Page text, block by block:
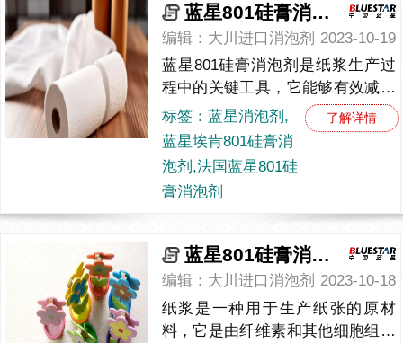
蓝星801硅膏消泡剂的选择和使用方法
2023-10-19
编辑：大川进口消泡剂
蓝星801硅膏消泡剂是纸浆生产过
程中的关键工具，它能够有效减少
泡沫的产生和堆积，优化生产过
程，提高产品质量。（造纸图）在
纸浆处理过程中，泡沫的形成主
要...
标签：蓝星消泡剂,
蓝星埃肯801硅膏消
泡剂,法国蓝星801硅
膏消泡剂
了解详情
蓝星801硅膏消泡剂，提升效率、改善质量
2023-10-18
编辑：大川进口消泡剂
纸浆是一种用于生产纸张的原材
料，它是由纤维素和其他细胞组分